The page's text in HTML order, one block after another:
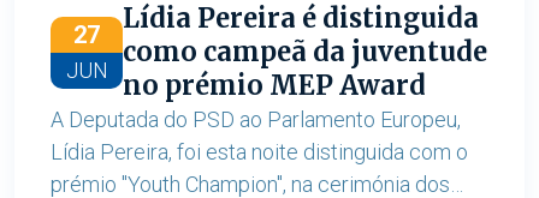
27
JUN
Lídia Pereira é distinguida
como campeã da juventude
no prémio MEP Award
A Deputada do PSD ao Parlamento Europeu,
Lídia Pereira, foi esta noite distinguida com o
prémio "Youth Champion", na cerimónia dos